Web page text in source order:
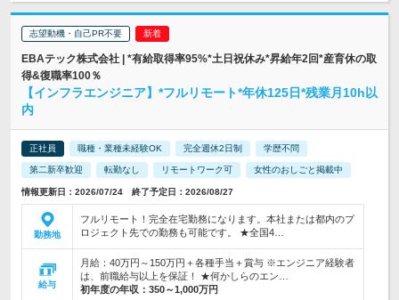
志望動機・自己PR不要
EBAテック株式会社 | *有給取得率95%*土日祝休み*昇給年2回*産育休の取
得&復職率100％
【インフラエンジニア】*フルリモート*年休125日*残業月10h以
内
正社員 職種・業種未経験OK 完全週休2日制 学歴不問
第二新卒歓迎 転勤なし リモートワーク可 女性のおしごと掲載中
情報更新日：2026/07/24 終了予定日：2026/08/27
勤務地
フルリモート！完全在宅勤務になります。本社または都内のプ
ロジェクト先での勤務も可能です。 ★全国4…
給与
月給：40万円～150万円＋各種手当＋賞与 ※エンジニア経験者
は、前職給与以上を保証！ ★何かしらのエン…
初年度の年収： 350～1,000万円